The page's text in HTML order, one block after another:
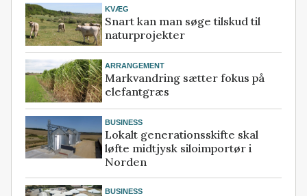
KVÆG
Snart kan man søge tilskud til
naturprojekter
ARRANGEMENT
Markvandring sætter fokus på
elefantgræs
BUSINESS
Lokalt generationsskifte skal
løfte midtjysk siloimportør i
Norden
BUSINESS